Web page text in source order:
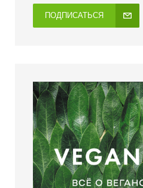
ПОДПИСАТЬСЯ